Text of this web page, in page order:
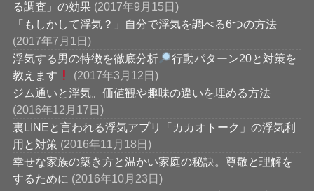
る調査」の効果 (2017年9月15日)
「もしかして浮気？」自分で浮気を調べる6つの方法
(2017年7月1日)
浮気する男の特徴を徹底分析
行動パターン20と対策を
教えます
(2017年3月12日)
ジム通いと浮気。価値観や趣味の違いを埋める方法
(2016年12月17日)
裏LINEと言われる浮気アプリ「カカオトーク」の浮気利
用と対策 (2016年11月18日)
幸せな家族の築き方と温かい家庭の秘訣。尊敬と理解を
するために (2016年10月23日)